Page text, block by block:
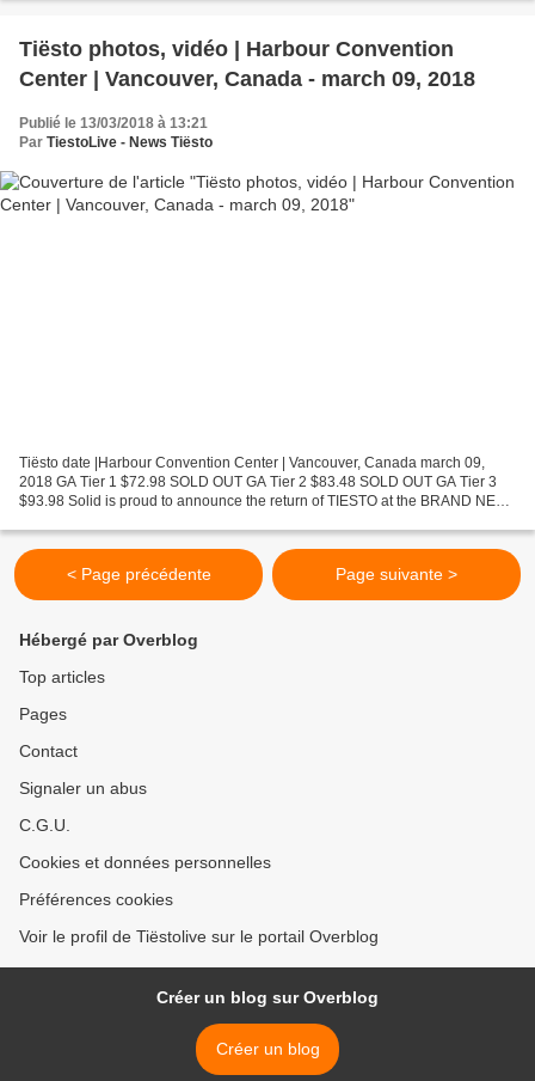
Tiësto photos, vidéo | Harbour Convention
Center | Vancouver, Canada - march 09, 2018
Publié le 13/03/2018 à 13:21
Par TiestoLive - News Tiësto
Tiësto date |Harbour Convention Center | Vancouver, Canada march 09,
2018 GA Tier 1 $72.98 SOLD OUT GA Tier 2 $83.48 SOLD OUT GA Tier 3
$93.98 Solid is proud to announce the return of TIESTO at the BRAND NEW
< Page précédente Page suivante >
Hébergé par Overblog
Top articles
Pages
Contact
Signaler un abus
C.G.U.
Cookies et données personnelles
Préférences cookies
Voir le profil de Tiëstolive sur le portail Overblog
Créer un blog sur Overblog
Créer un blog